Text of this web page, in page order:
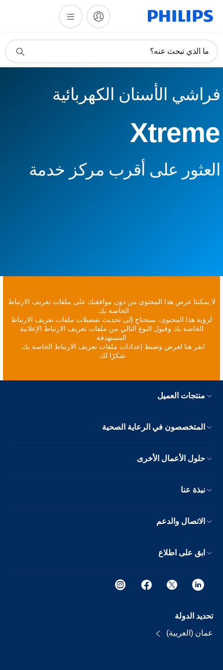
دعم
ما الذي تبحث عنه؟
فراشي الأسنان الكهربائية
Xtreme
العثور على أقرب مركز خدمة
لا يمكننا عرض هذا المحتوى من دون موافقتك على ملفات تعريف الارتباط
الخاصة بك.
لرؤية هذا المحتوى، ستحتاج إلى تحديث تفضيلات ملفات تعريف الارتباط
الخاصة بك وقبول النوع التالي من ملفات تعريف الارتباط الإعلانية
المستهدفة
انقر هنا لعرض وضبط إعدادات ملفات تعريف الارتباط الخاصة بك.
شكرًا لك.
منتجات العميل
المتخصصون في الرعاية الصحية
حلول الأعمال الأخرى
نبذة عنا
الاتصال والدعم
ابق على اطلاع
تحديد الدولة
عمان (العربية)